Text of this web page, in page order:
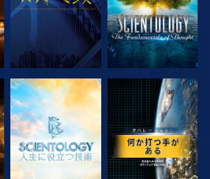
シリーズを探求 観る